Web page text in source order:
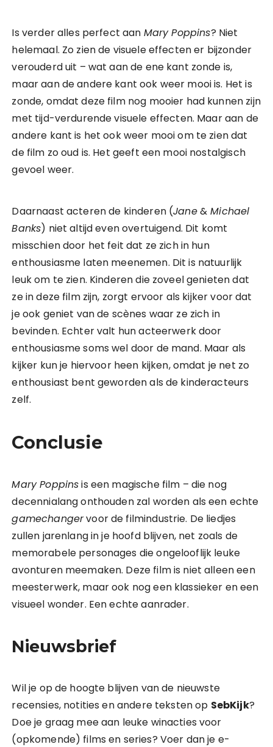
Is verder alles perfect aan Mary Poppins? Niet
helemaal. Zo zien de visuele effecten er bijzonder
verouderd uit – wat aan de ene kant zonde is,
maar aan de andere kant ook weer mooi is. Het is
zonde, omdat deze film nog mooier had kunnen zijn
met tijd-verdurende visuele effecten. Maar aan de
andere kant is het ook weer mooi om te zien dat
de film zo oud is. Het geeft een mooi nostalgisch
gevoel weer.
Daarnaast acteren de kinderen (Jane& Michael
Banks) niet altijd even overtuigend. Dit komt
misschien door het feit dat ze zich in hun
enthousiasme laten meenemen. Dit is natuurlijk
leuk om te zien. Kinderen die zoveel genieten dat
ze in deze film zijn, zorgt ervoor als kijker voor dat
je ook geniet van de scènes waar ze zich in
bevinden. Echter valt hun acteerwerk door
enthousiasme soms wel door de mand. Maar als
kijker kun je hiervoor heen kijken, omdat je net zo
enthousiast bent geworden als de kinderacteurs
zelf.
Conclusie
Mary Poppinsis een magische film – die nog
decennialang onthouden zal worden als een echte
gamechangervoor de filmindustrie. De liedjes
zullen jarenlang in je hoofd blijven, net zoals de
memorabele personages die ongelooflijk leuke
avonturen meemaken. Deze film is niet alleen een
meesterwerk, maar ook nog een klassieker en een
visueel wonder. Een echte aanrader.
Nieuwsbrief
Wil je op de hoogte blijven van de nieuwste
recensies, notities en andere teksten op SebKijk?
Doe je graag mee aan leuke winacties voor
(opkomende) films en series? Voer dan je e-